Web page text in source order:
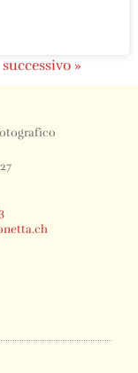
successivo »